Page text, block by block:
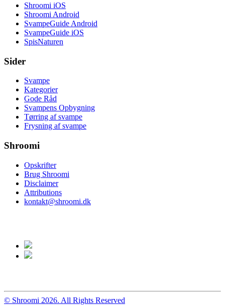
Shroomi iOS
Shroomi Android
SvampeGuide Android
SvampeGuide iOS
SpisNaturen
Sider
Svampe
Kategorier
Gode Råd
Svampens Opbygning
Tørring af svampe
Frysning af svampe
Shroomi
Opskrifter
Brug Shroomi
Disclaimer
Attributions
kontakt@shroomi.dk
© Shroomi 2026. All Rights Reserved